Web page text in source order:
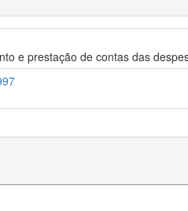
e prestação de contas das